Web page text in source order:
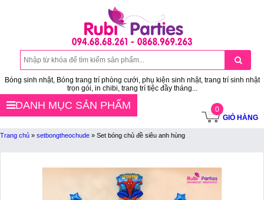
Bóng sinh nhật, Bóng trang trí phòng cưới, phụ kiện sinh nhật, trang trí sinh nhật
trọn gói, in chibi, trang trí tiệc đầy tháng...
0
GIỎ HÀNG
DANH MỤC SẢN PHẨM
Trang chủ » setbongtheochude » Set bóng chủ đề siêu anh hùng